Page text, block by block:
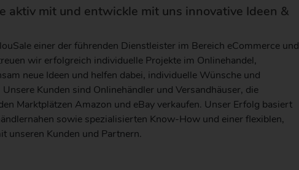
aktiv mit und entwickle mit uns innovative Ideen &
einer der führenden Dienstleister im Bereich eCommerce und
wir erfolgreich individuelle Projekte im Onlinehandel,
neue Ideen und helfen dabei, individuelle Wünsche und
Kunden sind Onlinehändler und Versandhäuser, die
Marktplätzen Amazon und eBay verkaufen. Unser Erfolg basiert
sowie spezialisierten Know-How und einer flexiblen,
unseren Kunden und Partnern.